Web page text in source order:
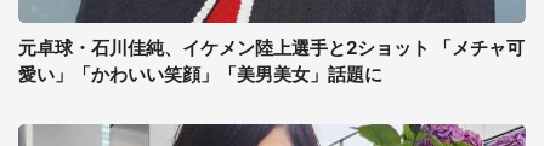
元卓球・石川佳純、イケメン陸上選手と2ショット 「メチャ可
愛い」「かわいい笑顔」「美男美女」話題に